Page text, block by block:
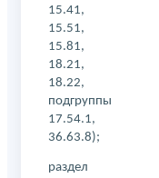
15.41,
15.51,
15.81,
18.21,
18.22,
подгруппы
17.54.1,
36.63.8);
раздел